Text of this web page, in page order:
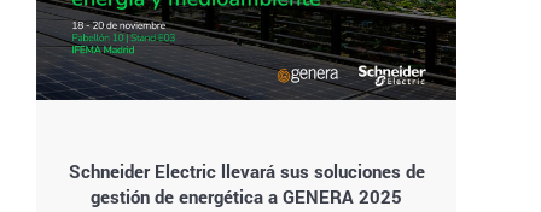
Schneider Electric llevará sus soluciones de
gestión de energética a GENERA 2025